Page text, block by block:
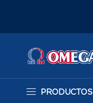
PRODUCTOS